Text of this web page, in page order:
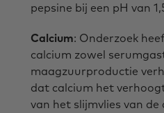
pepsine bij een pH van
Calcium: Onderzoek
calcium zowel
maagzuurproductie
dat calcium het
van het slijmvlies van